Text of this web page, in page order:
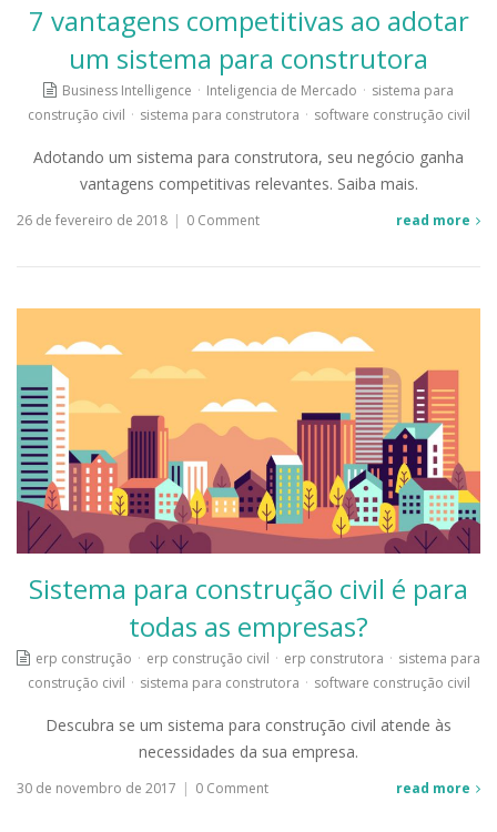
7 vantagens competitivas ao adotar
um sistema para construtora
Business Intelligence · Inteligencia de Mercado · sistema para
construção civil · sistema para construtora · software construção civil
Adotando um sistema para construtora, seu negócio ganha
vantagens competitivas relevantes. Saiba mais.
26 de fevereiro de 2018 | 0 Comment read more
Sistema para construção civil é para
todas as empresas?
erp construção · erp construção civil · erp construtora · sistema para
construção civil · sistema para construtora · software construção civil
Descubra se um sistema para construção civil atende às
necessidades da sua empresa.
30 de novembro de 2017 | 0 Comment read more